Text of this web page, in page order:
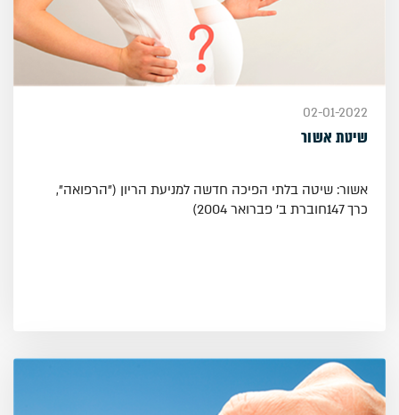
02-01-2022
שיטת אשור
אשור: שיטה בלתי הפיכה חדשה למניעת הריון ("הרפואה",
כרך 147חוברת ב' פברואר 2004)